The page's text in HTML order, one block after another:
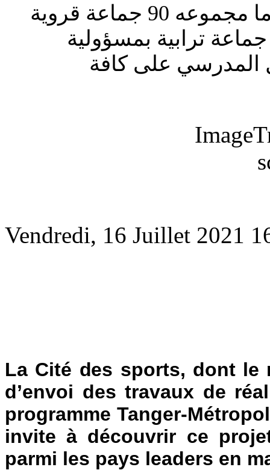
وستستمر عملية توزيع الحافلات لتهم ما مجموعه 90 جماعة قروية
ترابية بمسؤولية
المدرسي على كافة
Vendredi, 16 Juillet 2021
La Cité des sports, dont le
d’envoi des travaux de
programme Tanger-
invite à découvrir ce
parmi les pays leaders en